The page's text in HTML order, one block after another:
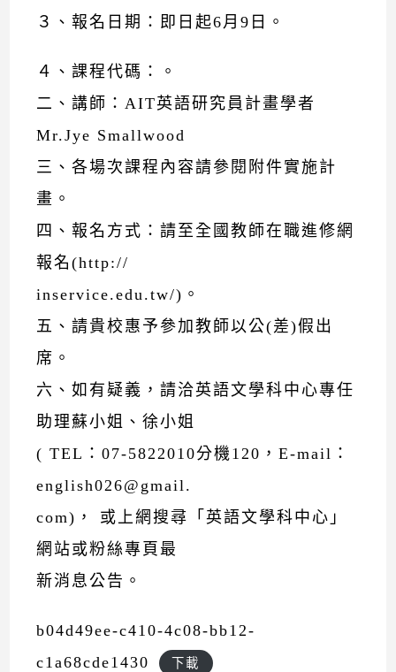
３、報名日期：即日起6月9日。
４、課程代碼：。
二、講師：AIT英語研究員計畫學者
Mr.Jye Smallwood
三、各場次課程內容請參閱附件實施計
畫。
四、報名方式：請至全國教師在職進修網
報名(http://
inservice.edu.tw/)。
五、請貴校惠予參加教師以公(差)假出
席。
六、如有疑義，請洽英語文學科中心專任
助理蘇小姐、徐小姐
( TEL：07-5822010分機120，E-mail：
english026@gmail.
com)， 或上網搜尋「英語文學科中心」
網站或粉絲專頁最
新消息公告。
b04d49ee-c410-4c08-bb12-
c1a68cde1430
下載